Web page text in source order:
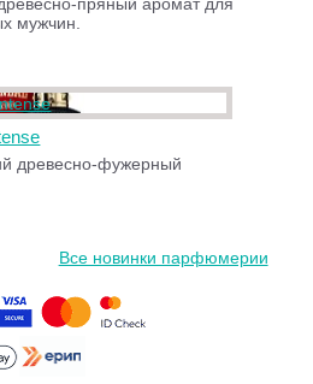
пряный аромат для
мужчин.
древесно-фужерный
Все новинки парфюмерии